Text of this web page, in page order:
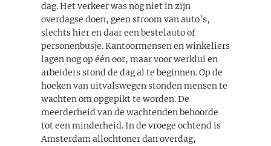
dag. Het verkeer was nog niet in zijn
overdagse doen, geen stroom van auto’s,
slechts hier en daar een bestelauto of
personenbusje. Kantoormensen en winkeliers
lagen nog op één oor, maar voor werklui en
arbeiders stond de dag al te beginnen. Op de
hoeken van uitvalswegen stonden mensen te
wachten om opgepikt te worden. De
meerderheid van de wachtenden behoorde
tot een minderheid. In de vroege ochtend is
Amsterdam allochtoner dan overdag,